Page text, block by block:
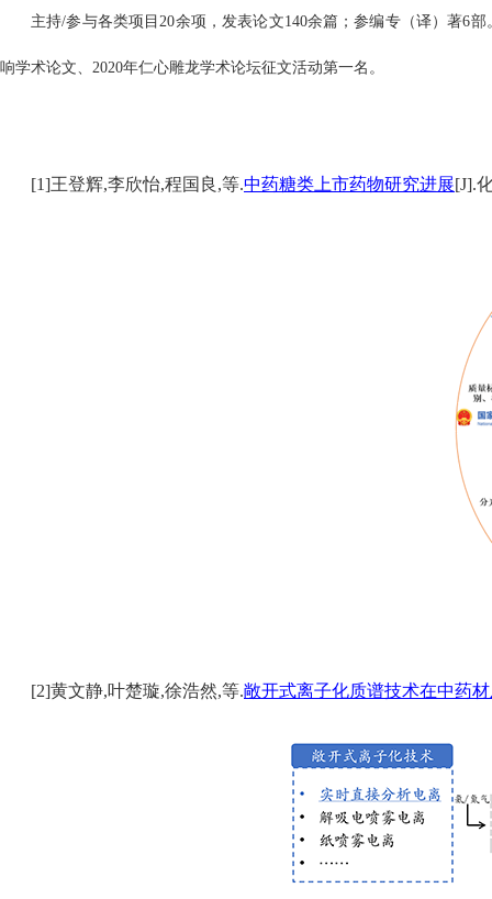
主持/参与各类项目20余项，发表论文140余篇；参编专（译）著6
响学术论文、2020年仁心雕龙学术论坛征文活动第一名。
[1]王登辉,李欣怡,程国良,等.中药糖类上市药物研究进展[J].
[2]黄文静,叶楚璇,徐浩然,等.敞开式离子化质谱技术在中药